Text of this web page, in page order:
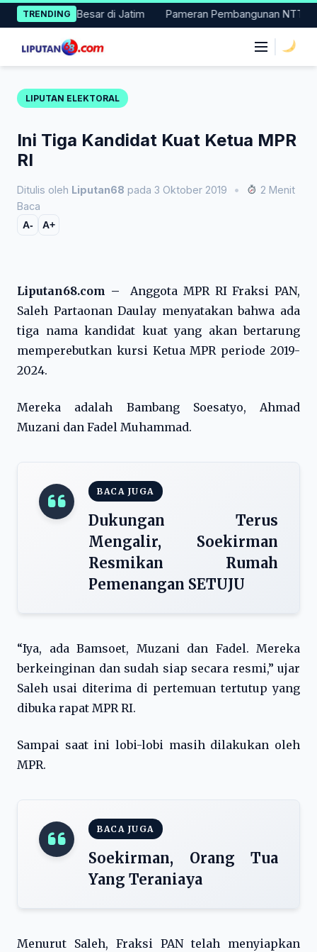
Skip
to
content
TRENDING
Masuk 11 Besar di Jatim Pameran Pembangunan NTT
LIPUTAN ELEKTORAL
Ini Tiga Kandidat Kuat Ketua MPR
RI
Ditulis oleh Liputan68 pada 3 Oktober 2019 •
2 Menit
Baca
A- A+
Liputan68.com –
Anggota MPR RI Fraksi PAN,
Saleh Partaonan Daulay menyatakan bahwa ada
tiga nama kandidat kuat yang akan bertarung
memperebutkan kursi Ketua MPR periode 2019-
2024.
Mereka adalah Bambang Soesatyo, Ahmad
Muzani dan Fadel Muhammad.
BACA JUGA
Dukungan Terus
Mengalir, Soekirman
Resmikan Rumah
Pemenangan SETUJU
“Iya, ada Bamsoet, Muzani dan Fadel. Mereka
berkeinginan dan sudah siap secara resmi,” ujar
Saleh usai diterima di pertemuan tertutup yang
dibuka rapat MPR RI.
Sampai saat ini lobi-lobi masih dilakukan oleh
MPR.
BACA JUGA
Soekirman, Orang Tua
Yang Teraniaya
Menurut Saleh, Fraksi PAN telah menyiapkan